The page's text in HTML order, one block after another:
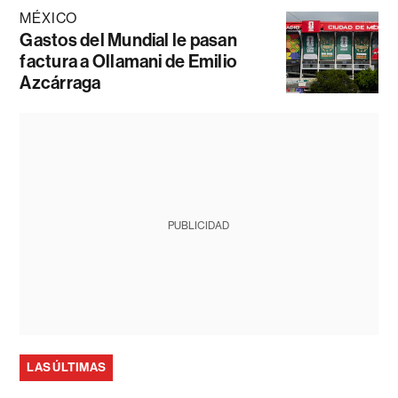
MÉXICO
Gastos del Mundial le pasan
factura a Ollamani de Emilio
Azcárraga
PUBLICIDAD
LAS ÚLTIMAS